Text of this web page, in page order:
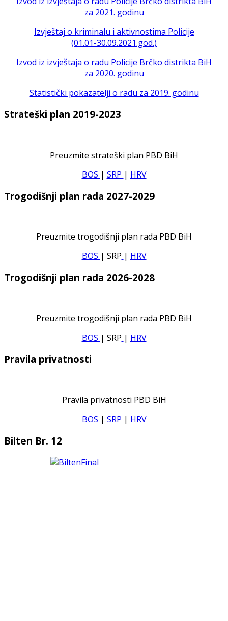
za 2021. godinu
Izvještaj o kriminalu i aktivnostima Policije
(01.01-30.09.2021.god.)
Izvod iz izvještaja o radu Policije Brčko distrikta BiH
za 2020. godinu
Statistički pokazatelji o radu za 2019. godinu
Strateški plan 2019-2023
Preuzmite strateški plan PBD BiH
BOS | SRP | HRV
Trogodišnji plan rada 2027-2029
Preuzmite trogodišnji plan rada PBD BiH
BOS | SRP | HRV
Trogodišnji plan rada 2026-2028
Preuzmite trogodišnji plan rada PBD BiH
BOS | SRP | HRV
Pravila privatnosti
Pravila privatnosti PBD BiH
BOS | SRP | HRV
Bilten Br. 12